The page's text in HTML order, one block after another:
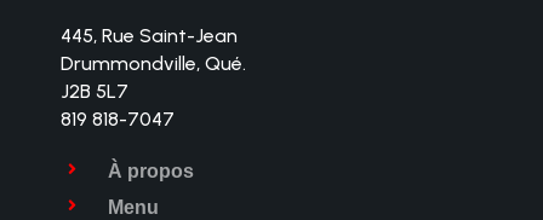
445, Rue Saint-Jean
Drummondville, Qué.
J2B 5L7
819 818-7047
À propos
Menu